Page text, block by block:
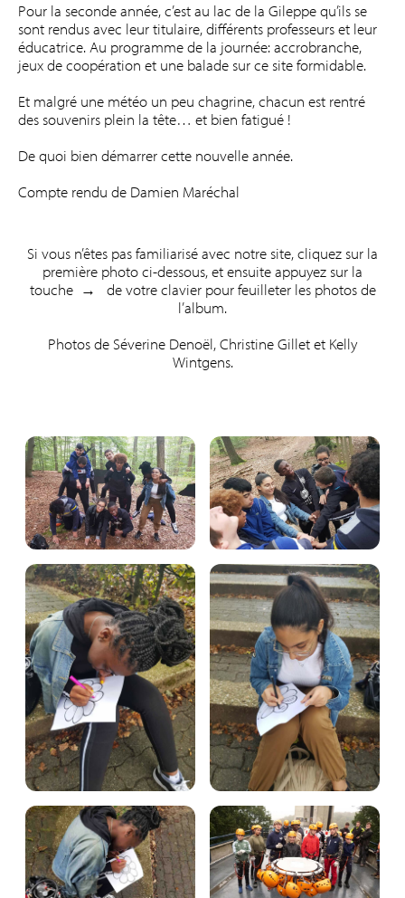
Pour la seconde année, c’est au lac de la Gileppe qu’ils se
sont rendus avec leur titulaire, différents professeurs et leur
éducatrice. Au programme de la journée: accrobranche,
jeux de coopération et une balade sur ce site formidable.
Et malgré une météo un peu chagrine, chacun est rentré
des souvenirs plein la tête… et bien fatigué !
De quoi bien démarrer cette nouvelle année.
Compte rendu de Damien Maréchal
Si vous n’êtes pas familiarisé avec notre site, cliquez sur la
première photo ci-dessous, et ensuite appuyez sur la
touche → de votre clavier pour feuilleter les photos de
l’album.
Photos de Séverine Denoël, Christine Gillet et Kelly
Wintgens.